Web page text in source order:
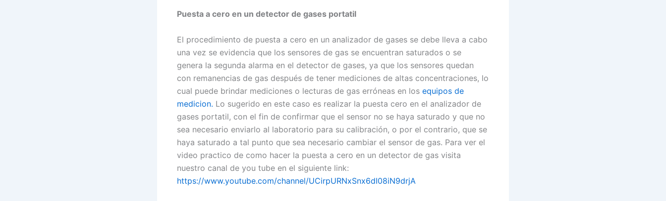
Puesta a cero en un detector de gases portatil
El procedimiento de puesta a cero en un analizador de gases se debe lleva a cabo
una vez se evidencia que los sensores de gas se encuentran saturados o se
genera la segunda alarma en el detector de gases, ya que los sensores quedan
con remanencias de gas después de tener mediciones de altas concentraciones, lo
cual puede brindar mediciones o lecturas de gas erróneas en los equipos de
medicion. Lo sugerido en este caso es realizar la puesta cero en el analizador de
gases portatil, con el fin de confirmar que el sensor no se haya saturado y que no
sea necesario enviarlo al laboratorio para su calibración, o por el contrario, que se
haya saturado a tal punto que sea necesario cambiar el sensor de gas. Para ver el
video practico de como hacer la puesta a cero en un detector de gas visita
nuestro canal de you tube en el siguiente link:
https://www.youtube.com/channel/UCirpURNxSnx6dI08iN9drjA